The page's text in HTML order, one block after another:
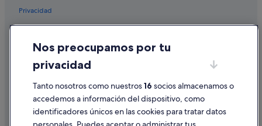
B&B en Sevilla
Hoteles con bar en Alameda
Hoteles con spa en Sevilla
Petit Palace hoteles en Alameda
Hoteles cerca de Estadio La Cartuja
Hoteles con piscina en Provincia de Sevilla
Privacidad
Condiciones de uso
Información legal/contacto
Pautas sobre el contenido y cómo denunciar contenido
Ayuda
Nos preocupamos por tu
privacidad
Tanto nosotros como nuestros16 socios almacenamos o
accedemos a información del dispositivo, como
identificadores únicos en las cookies para tratar datos